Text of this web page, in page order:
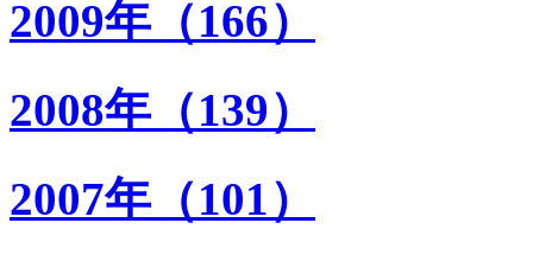
2009年（166）
2008年（139）
2007年（101）